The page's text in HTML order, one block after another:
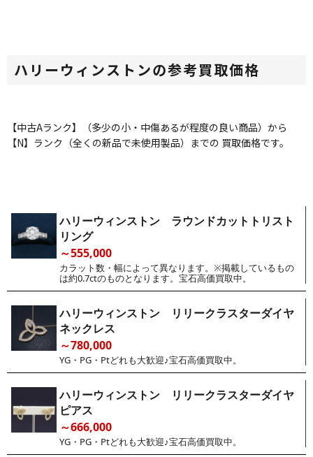
ハリーウィンストンの参考買取価格
【中古Aランク】（多少の小・中傷あるが程度の良い商品）から
【N】ランク（全くの新品で未使用製品）までの 買取価格です。
ハリーウィンストン ラウンドカットトリスト
リング
～555,000
カラット数・幅によって異なります。※掲載しているもの
は約0.7ctのものとなります。宝石高価買取中。
ハリーウィンストン リリークラスターダイヤ
ネックレス
～780,000
YG・PG・Ptどれも大歓迎♪宝石高価買取中。
ハリーウィンストン リリークラスターダイヤ
ピアス
～666,000
YG・PG・Ptどれも大歓迎♪宝石高価買取中。